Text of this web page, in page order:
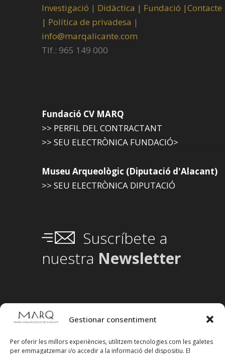
Gestionar consentiment
Per oferir les millors experiències, utilitzem tecnologies com les galetes
per emmagatzemar i/o accedir a la informació del dispositiu. El
Investigació | Didàctica | Fundació |Contacte
| Política de privadesa |
info@marqalicante.com
Tlf.: 965 149 000
Fundació CV MARQ
>> PERFIL DEL CONTRACTANT
>> SEU ELECTRÒNICA FUNDACIÓ>
Museu Arqueològic (Diputació d'Alacant)
>> SEU ELECTRÒNICA DIPUTACIÓ
Suscríbete a
nuestra Newsletter